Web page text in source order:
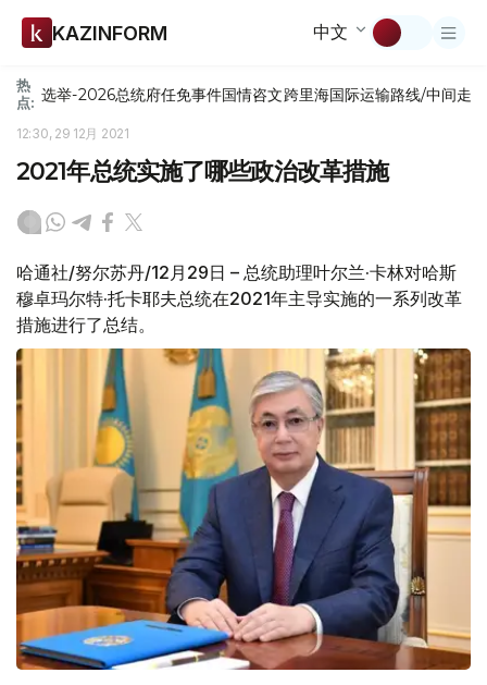
KAZINFORM 中文
热
点: 选举-2026总统府任免事件国情咨文跨里海国际运输路线/中间走廊
12:30, 29 12月 2021
2021年总统实施了哪些政治改革措施
哈通社/努尔苏丹/12月29日 – 总统助理叶尔兰·卡林对哈斯
穆卓玛尔特·托卡耶夫总统在2021年主导实施的一系列改革
措施进行了总结。